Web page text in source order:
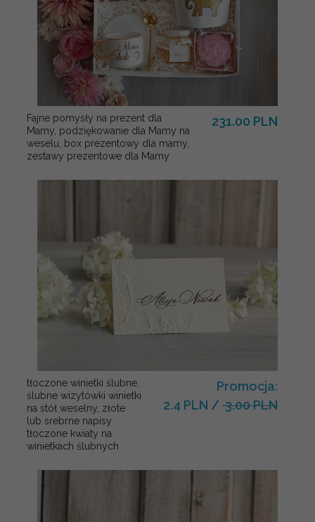
Fajne pomysły na prezent dla
Mamy, podziękowanie dla Mamy na
weselu, box prezentowy dla mamy,
zestawy prezentowe dla Mamy
231.00 PLN
tłoczone winietki ślubne,
ślubne wizytówki winietki
na stół weselny, złote
lub srebrne napisy
tłoczone kwiaty na
winietkach ślubnych
Promocja:
2.4 PLN / 3.00 PLN